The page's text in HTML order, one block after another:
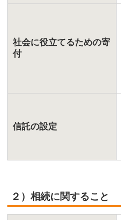
社会に役立てるための寄
付
信託の設定
２）相続に関すること